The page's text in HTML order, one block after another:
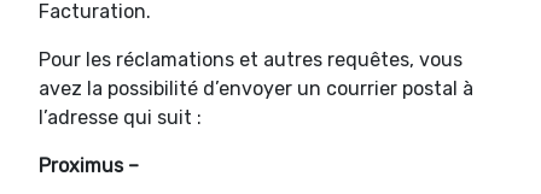
Facturation.
Pour les réclamations et autres requêtes, vous
avez la possibilité d’envoyer un courrier postal à
l’adresse qui suit :
Proximus –